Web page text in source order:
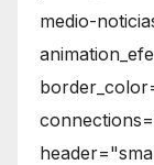
medio-